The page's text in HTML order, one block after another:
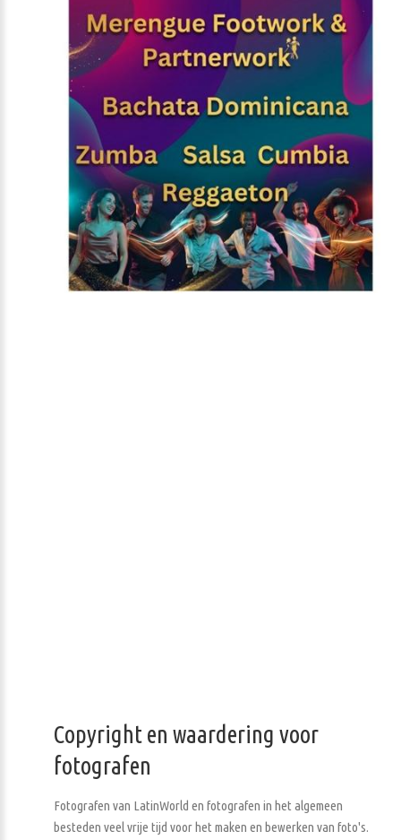
Copyright en waardering voor
fotografen
Fotografen van LatinWorld en fotografen in het algemeen
besteden veel vrije tijd voor het maken en bewerken van foto's.